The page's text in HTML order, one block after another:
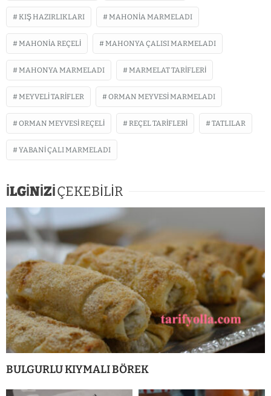
KIŞ HAZIRLIKLARI MAHONIA MARMELADI
MAHONIA REÇELI MAHONYA ÇALISI MARMELADI
MAHONYA MARMELADI MARMELAT TARIFLERI
MEYVELI TARIFLER ORMAN MEYVESI MARMELADI
ORMAN MEYVESI REÇELI REÇEL TARIFLERI TATLILAR
YABANI ÇALI MARMELADI
İLGİNİZİÇEKEBİLİR
BULGURLU KIYMALI BÖREK